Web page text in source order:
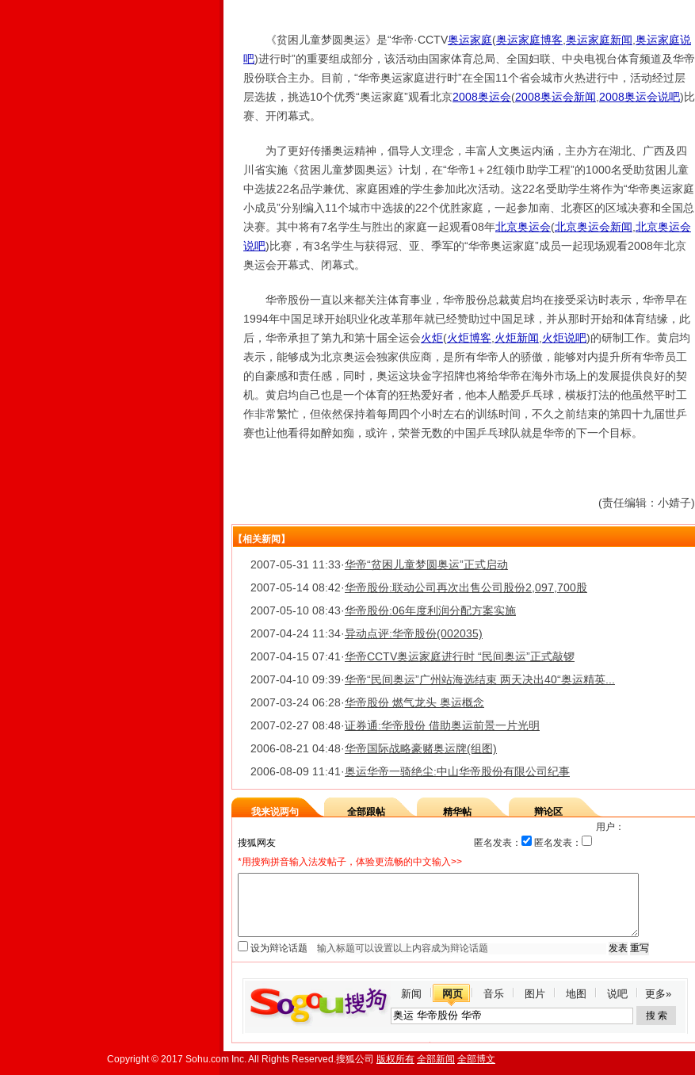
《贫困儿童梦圆奥运》是“华帝·CCTV奥运家庭(奥运家庭博客 奥运家庭新闻 奥运家庭说
吧)进行时”的重要组成部分，该活动由国家体育总局、全国妇联、中央电视台体育频道及华帝
股份联合主办。目前，“华帝奥运家庭进行时”在全国11个省会城市火热进行中，活动经过层
层选拔，挑选10个优秀“奥运家庭”观看北京2008奥运会(2008奥运会新闻 2008奥运会说吧)比
赛、开闭幕式。
为了更好传播奥运精神，倡导人文理念，丰富人文奥运内涵，主办方在湖北、广西及四
川省实施《贫困儿童梦圆奥运》计划，在“华帝1＋2红领巾助学工程”的1000名受助贫困儿童
中选拔22名品学兼优、家庭困难的学生参加此次活动。这22名受助学生将作为“华帝奥运家庭
小成员”分别编入11个城市中选拔的22个优胜家庭，一起参加南、北赛区的区域决赛和全国总
决赛。其中将有7名学生与胜出的家庭一起观看08年北京奥运会(北京奥运会新闻 北京奥运会
说吧)比赛，有3名学生与获得冠、亚、季军的“华帝奥运家庭”成员一起现场观看2008年北京
奥运会开幕式、闭幕式。
华帝股份一直以来都关注体育事业，华帝股份总裁黄启均在接受采访时表示，华帝早在
1994年中国足球开始职业化改革那年就已经赞助过中国足球，并从那时开始和体育结缘，此
后，华帝承担了第九和第十届全运会火炬(火炬博客 火炬新闻 火炬说吧)的研制工作。黄启均
表示，能够成为北京奥运会独家供应商，是所有华帝人的骄傲，能够对内提升所有华帝员工
的自豪感和责任感，同时，奥运这块金字招牌也将给华帝在海外市场上的发展提供良好的契
机。黄启均自己也是一个体育的狂热爱好者，他本人酷爱乒乓球，横板打法的他虽然平时工
作非常繁忙，但依然保持着每周四个小时左右的训练时间，不久之前结束的第四十九届世乒
赛也让他看得如醉如痴，或许，荣誉无数的中国乒乓球队就是华帝的下一个目标。
(责任编辑：小婧子)
【相关新闻】
2007-05-31 11:33·华帝“贫困儿童梦圆奥运”正式启动
2007-05-14 08:42·华帝股份:联动公司再次出售公司股份2,097,700股
2007-05-10 08:43·华帝股份:06年度利润分配方案实施
2007-04-24 11:34·异动点评:华帝股份(002035)
2007-04-15 07:41 ·华帝CCTV奥运家庭进行时 “民间奥运”正式敲锣
2007-04-10 09:39·华帝“民间奥运”广州站海选结束 两天决出40“奥运精英...
2007-03-24 06:28·华帝股份 燃气龙头 奥运概念
2007-02-27 08:48·证券通:华帝股份 借助奥运前景一片光明
2006-08-21 04:48·华帝国际战略豪赌奥运牌(组图)
2006-08-09 11:41 ·奥运华帝一骑绝尘:中山华帝股份有限公司纪事
我来说两句 全部跟帖 精华帖
辩论区
用户：
匿名发表：
匿名发表：
*用搜狗拼音输入法发帖子，体验更流畅的中文输入>>
设为辩论话题
新闻 网页 音乐 图片 地图 说吧 更多»
Copyright © 2017 Sohu.com Inc. All Rights Reserved.搜狐公司 版权所有 全部新闻 全部博文